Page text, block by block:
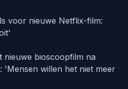
voor nieuwe Netflix-film:
nieuwe bioscoopfilm na
'Mensen willen het niet meer